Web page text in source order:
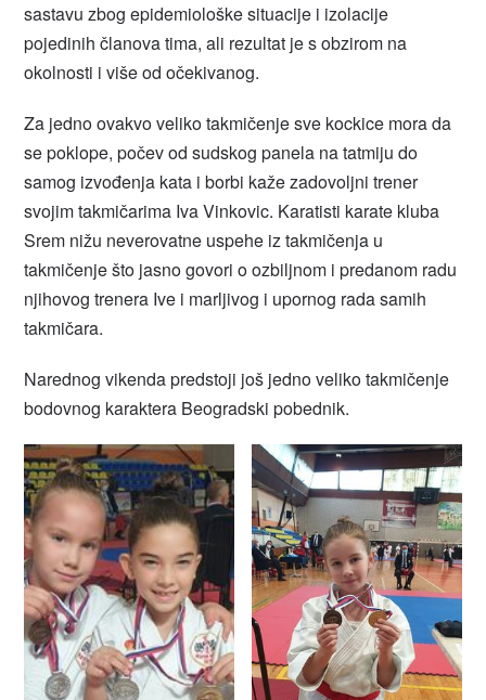
sastavu zbog epidemiološke situacije i izolacije
pojedinih članova tima, ali rezultat je s obzirom na
okolnosti i više od očekivanog.
Za jedno ovakvo veliko takmičenje sve kockice mora da
se poklope, počev od sudskog panela na tatmiju do
samog izvođenja kata i borbi kaže zadovoljni trener
svojim takmičarima Iva Vinkovic. Karatisti karate kluba
Srem nižu neverovatne uspehe iz takmičenja u
takmičenje što jasno govori o ozbiljnom i predanom radu
njihovog trenera Ive i marljivog i upornog rada samih
takmičara.
Narednog vikenda predstoji još jedno veliko takmičenje
bodovnog karaktera Beogradski pobednik.